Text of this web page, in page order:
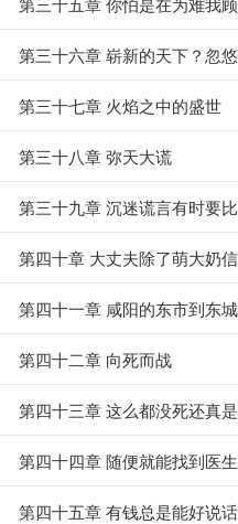
第三十六章 崭新的天下？忽
第三十七章 火焰之中的盛世
第三十八章 弥天大谎
第三十九章 沉迷谎言有时要
第四十章 大丈夫除了萌大奶
第四十一章 咸阳的东市到东
第四十二章 向死而战
第四十三章 这么都没死还真
第四十四章 随便就能找到医
第四十五章 有钱总是能好说话